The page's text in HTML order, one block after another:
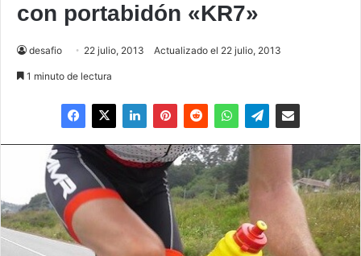
con portabidón «KR7»
desafio 22 julio, 2013 Actualizado el 22 julio, 2013
1 minuto de lectura